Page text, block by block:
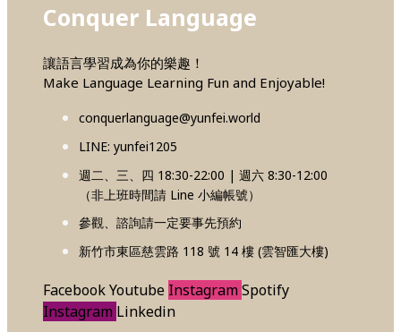
Conquer Language
讓語言學習成為你的樂趣！
Make Language Learning Fun and Enjoyable!
conquerlanguage@yunfei.world
LINE: yunfei1205
週二、三、四 18:30-22:00 | 週六 8:30-12:00
（非上班時間請 Line 小編帳號）
參觀、諮詢請一定要事先預約
新竹市東區慈雲路 118 號 14 樓 (雲智匯大樓)
FacebookYoutube InstagramSpotify
Instagram Linkedin